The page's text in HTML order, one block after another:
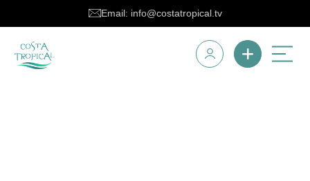
Email: info@costatropical.tv